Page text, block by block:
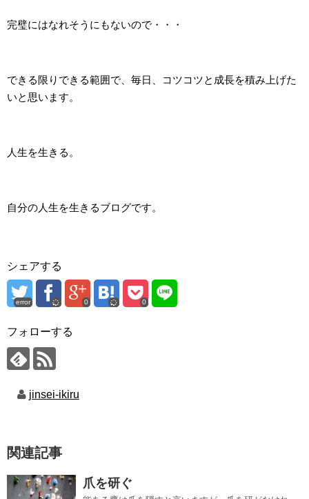
完璧にはなれそうにもないので・・・
できる限りできる範囲で、毎日、コツコツと成長を積み上げた
いと思います。
人生を生きる。
自分の人生を生きるブログです。
シェアする
error 0 0
フォローする
jinsei-ikiru
関連記事
爪を研ぐ